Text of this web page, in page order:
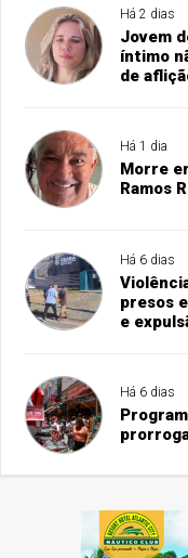
Há 2 dias
Jovem
íntimo
de
Há 1 dia
Morre
Ramos
Há 6 dias
presos
e
Há 6 dias